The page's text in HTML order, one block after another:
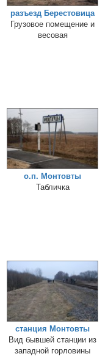
разъезд Берестовица
Грузовое помещение и
весовая
о.п. Монтовты
Табличка
станция Монтовты
Вид бывшей станции из
западной горловины